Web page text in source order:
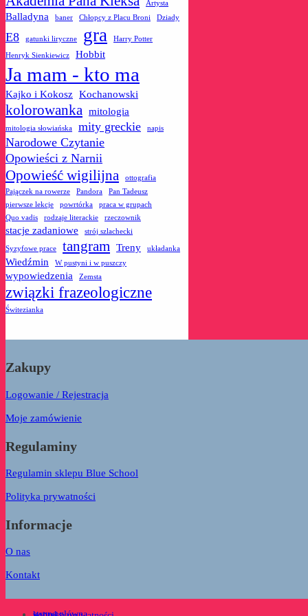
Artysta
Balladyna baner Chłopcy z Placu Broni Dziady
E8 gatunki liryczne gra Harry Potter
Henryk Sienkiewicz Hobbit
Ja mam - kto ma
Kajko i Kokosz Kochanowski
kolorowanka mitologia
mitologia słowiańska mity greckie napis
Narodowe Czytanie
Opowieści z Narnii
Opowieść wigilijna
ottografia
Pajączek na rowerze
Pandora
Pan Tadeusz
pierwsze lekcje
powrtórka
praca w grupach
Quo vadis
rodzaje literackie rzeczownik
stacje zadaniowe strój szlachecki
Syzyfowe prace tangram Treny układanka
Wiedźmin W pustyni i w puszczy
wypowiedzenia Zemsta
związki frazeologiczne
Świtezianka
Zakupy
Logowanie / Rejestracja
Moje zamówienie
Regulaminy
Regulamin sklepu Blue School
Polityka prywatności
Informacje
O nas
Kontakt